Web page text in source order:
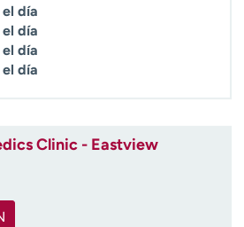
el día
el día
el día
el día
Clinic - Eastview